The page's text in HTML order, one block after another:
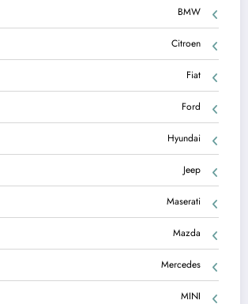
BMW
Citroen
Fiat
Ford
Hyundai
Jeep
Maserati
Mazda
Mercedes
MINI